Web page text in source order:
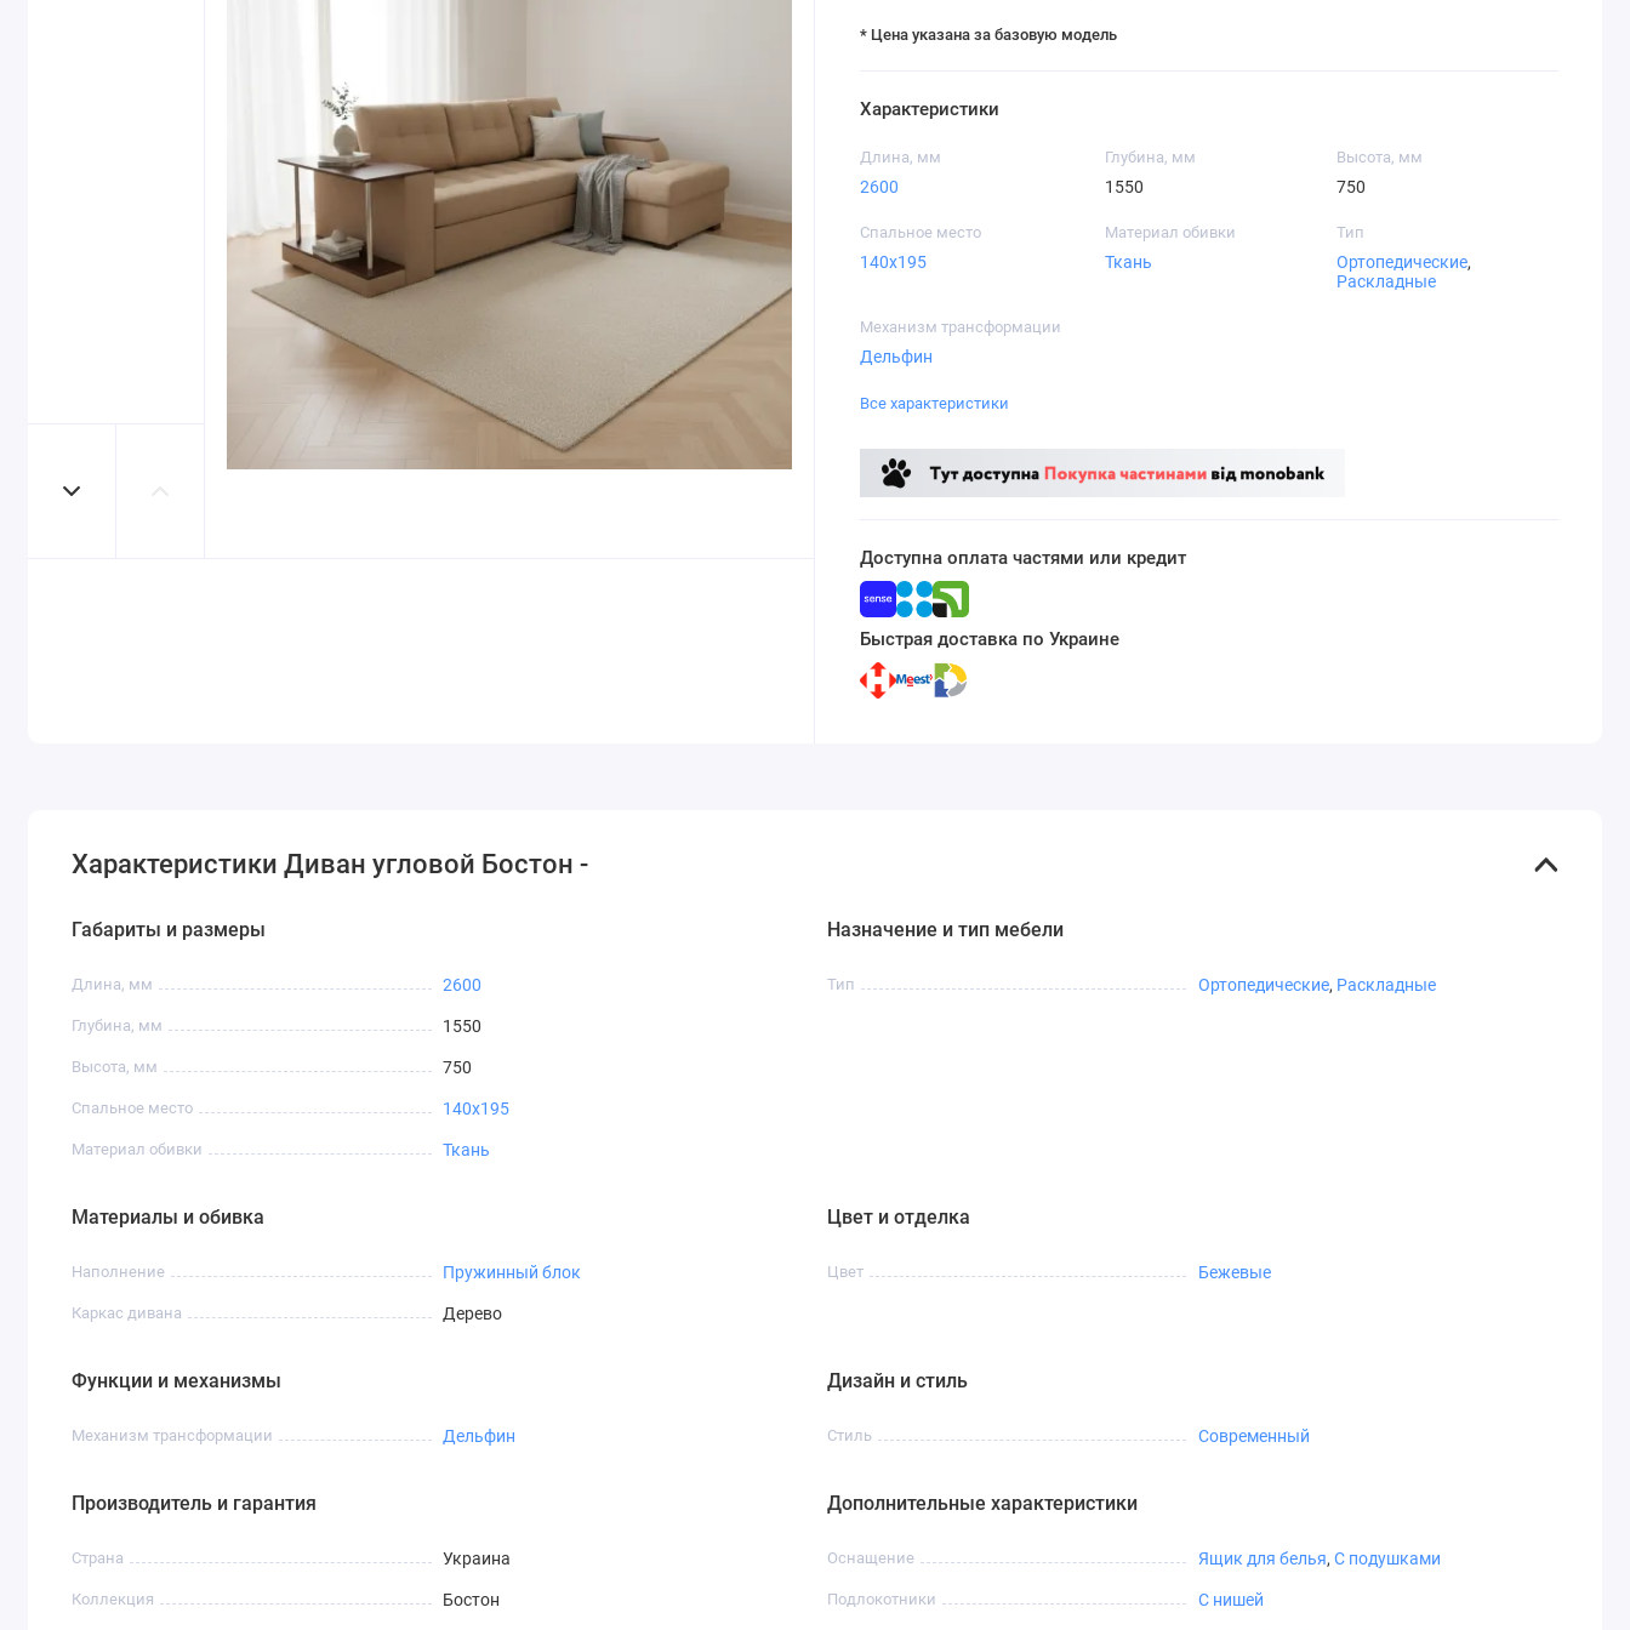
* Цена указана за базовую модель
Характеристики
Длина, мм
2600
Глубина, мм
1550
Высота, мм
750
Спальное место
140x195
Материал обивки
Ткань
Тип
Ортопедические,
Раскладные
Механизм трансформации
Дельфин
Все характеристики
Доступна оплата частями или кредит
Быстрая доставка по Украине
Характеристики Диван угловой Бостон -
Габариты и размеры
Длина, мм 2600
Глубина, мм 1550
Высота, мм 750
Спальное место 140x195
Материал обивки Ткань
Назначение и тип мебели
Тип Ортопедические, Раскладные
Материалы и обивка
Наполнение Пружинный блок
Каркас дивана Дерево
Цвет и отделка
Цвет Бежевые
Функции и механизмы
Механизм трансформации Дельфин
Дизайн и стиль
Стиль Современный
Производитель и гарантия
Страна Украина
Коллекция Бостон
Дополнительные характеристики
Оснащение Ящик для белья, С подушками
Подлокотники С нишей